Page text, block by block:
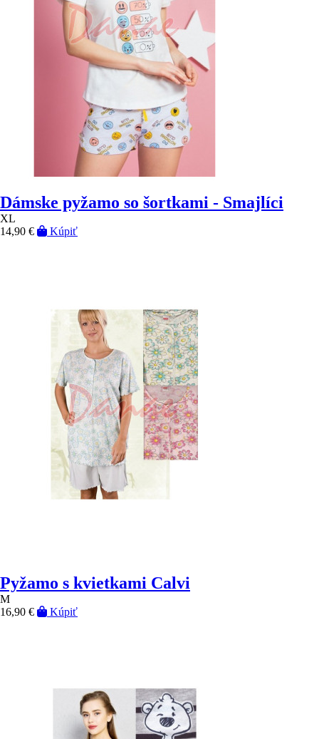
Dámske pyžamo so šortkami - Smajlíci
XL
14,90 €
Kúpiť
Pyžamo s kvietkami Calvi
M
16,90 €
Kúpiť